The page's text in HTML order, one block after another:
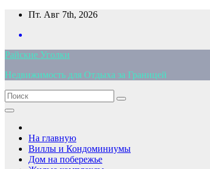
Перейти
содержимому
Пт. Авг 7th, 2026
Райские Уголки
Недвижимость для Отдыха за Границей
На главную
Виллы и Кондоминиумы
Дом на побережье